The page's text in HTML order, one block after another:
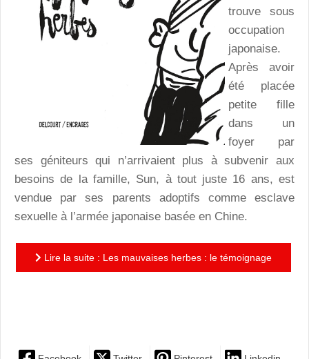
trouve sous
occupation
japonaise.
Après avoir
été placée
petite fille
dans un
foyer par
ses géniteurs qui n’arrivaient plus à subvenir aux
besoins de la famille, Sun, à tout juste 16 ans, est
vendue par ses parents adoptifs comme esclave
sexuelle à l’armée japonaise basée en Chine.
Lire la suite : Les mauvaises herbes : le témoignage